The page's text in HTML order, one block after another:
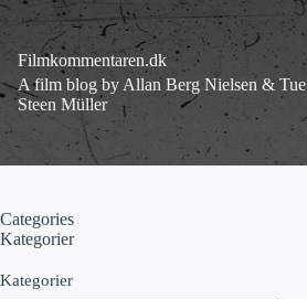
Fortsæt
indhold
Filmkommentaren.dk
A film blog by Allan Berg Nielsen & Tue
Steen Müller
Categories
Kategorier
Kategorier